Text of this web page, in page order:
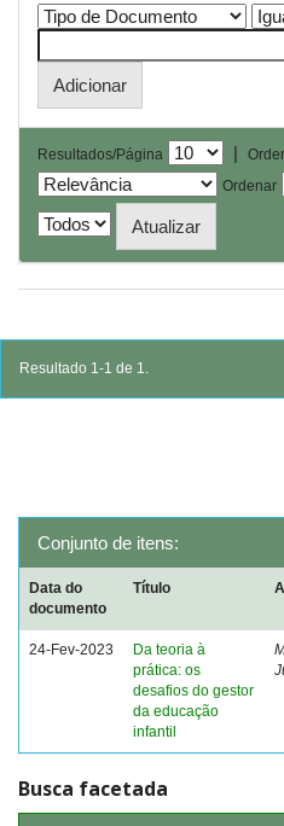
Resultados/Página |
Ordenar
Resultado 1-1 de 1.
Conjunto de itens:
Data do
documento
Título
24-Fev-2023
Da teoria à
prática: os
desafios do gestor
da educação
infantil
Busca facetada